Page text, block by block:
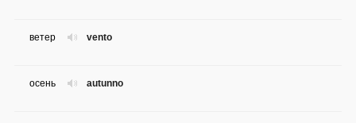
vento
ветер
autunno
осень